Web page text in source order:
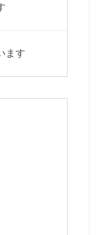
ます